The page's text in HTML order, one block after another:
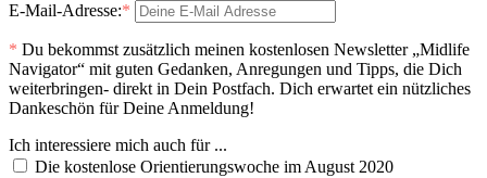
E-Mail-Adresse:*
* Du bekommst zusätzlich meinen kostenlosen Newsletter „Midlife
Navigator“ mit guten Gedanken, Anregungen und Tipps, die Dich
weiterbringen- direkt in Dein Postfach. Dich erwartet ein nützliches
Dankeschön für Deine Anmeldung!
Ich interessiere mich auch für ...
Die kostenlose Orientierungswoche im August 2020